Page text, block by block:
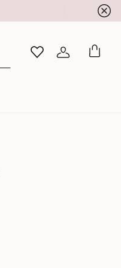
LISTA DESIDERI
ACCEDI